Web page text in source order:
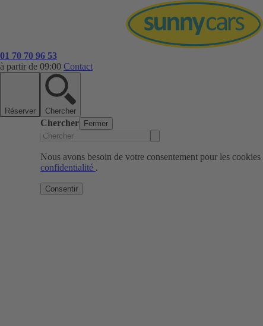
01 70 70 96 53
à partir de 09:00 Contact
Réserver Chercher
Chercher Fermer
Nous avons besoin de votre consentement pour les
confidentialité .
Consentir